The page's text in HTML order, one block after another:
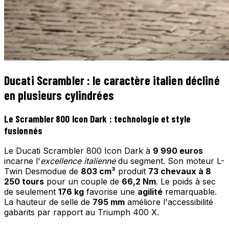
Ducati Scrambler : le caractère italien décliné
en plusieurs cylindrées
Le Scrambler 800 Icon Dark : technologie et style
fusionnés
Le Ducati Scrambler 800 Icon Dark à 9 990 euros
incarne l'excellence italiennedu segment. Son moteur L-
Twin Desmodue de 803 cm³ produit 73 chevaux à 8
250 tours pour un couple de 66,2 Nm. Le poids à sec
de seulement 176 kg favorise une agilité remarquable.
La hauteur de selle de 795 mm améliore l'accessibilité
gabarits par rapport au Triumph 400 X.